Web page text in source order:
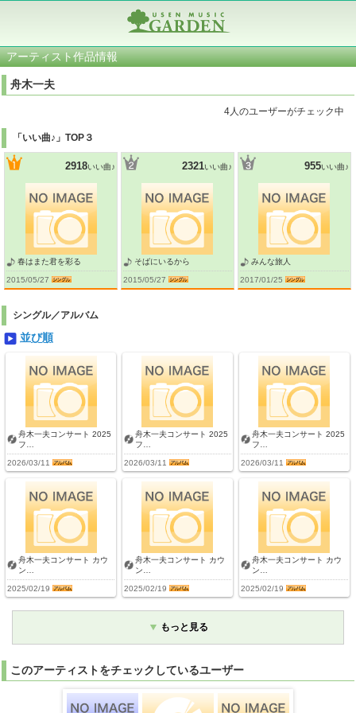
アーティスト作品情報
舟木一夫
4人のユーザーがチェック中
「いい曲♪」TOP３
2918いい曲♪
春はまた君を彩る
2015/05/27
2321いい曲♪
そばにいるから
2015/05/27
955いい曲♪
みんな旅人
2017/01/25
シングル／アルバム
並び順
舟木一夫コンサート 2025
フ…
2026/03/11
舟木一夫コンサート 2025
フ…
2026/03/11
舟木一夫コンサート 2025
フ…
2026/03/11
舟木一夫コンサート カウ
ン…
2025/02/19
舟木一夫コンサート カウ
ン…
2025/02/19
舟木一夫コンサート カウ
ン…
2025/02/19
もっと見る
このアーティストをチェックしているユーザー